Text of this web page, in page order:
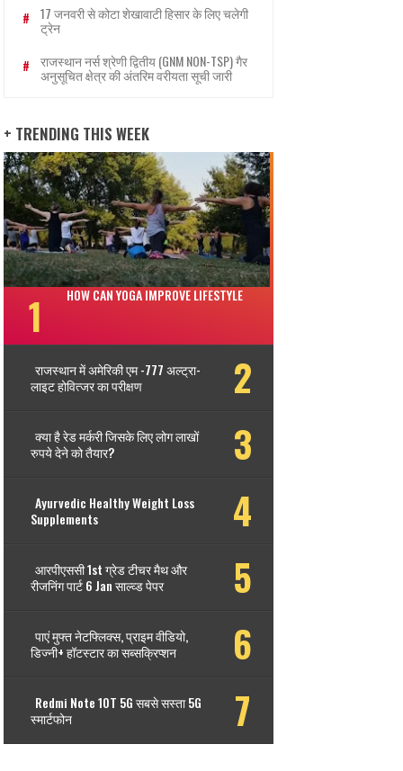
17 जनवरी से कोटा शेखावाटी हिसार के लिए चलेगी
ट्रेन
राजस्थान नर्स श्रेणी द्वितीय (GNM NON-TSP) गैर
अनुसूचित क्षेत्र की अंतरिम वरीयता सूची जारी
+ TRENDING THIS WEEK
HOW CAN YOGA IMPROVE LIFESTYLE
राजस्थान में अमेरिकी एम -777 अल्ट्रा-
लाइट होवित्जर का परीक्षण
क्या है रेड मर्करी जिसके लिए लोग लाखों
रुपये देने को तैयार?
Ayurvedic Healthy Weight Loss
Supplements
आरपीएससी 1st ग्रेड टीचर मैथ और
रीजनिंग पार्ट 6 Jan साल्व्ड पेपर
पाएं मुफ्त नेटफ्लिक्स, प्राइम वीडियो,
डिज्नी+ हॉटस्टार का सब्सक्रिप्शन
Redmi Note 10T 5G सबसे सस्ता 5G
स्मार्टफोन